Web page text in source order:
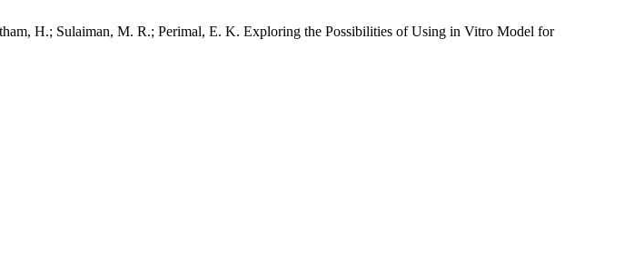
H.; Sulaiman, M. R.; Perimal, E. K. Exploring the Possibilities of Using in Vitro Model for